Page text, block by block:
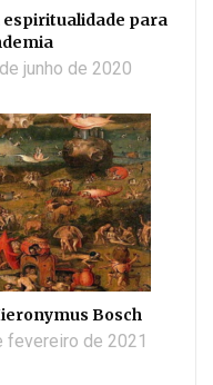
para
junho de 2020
Bosch
fevereiro de 2021